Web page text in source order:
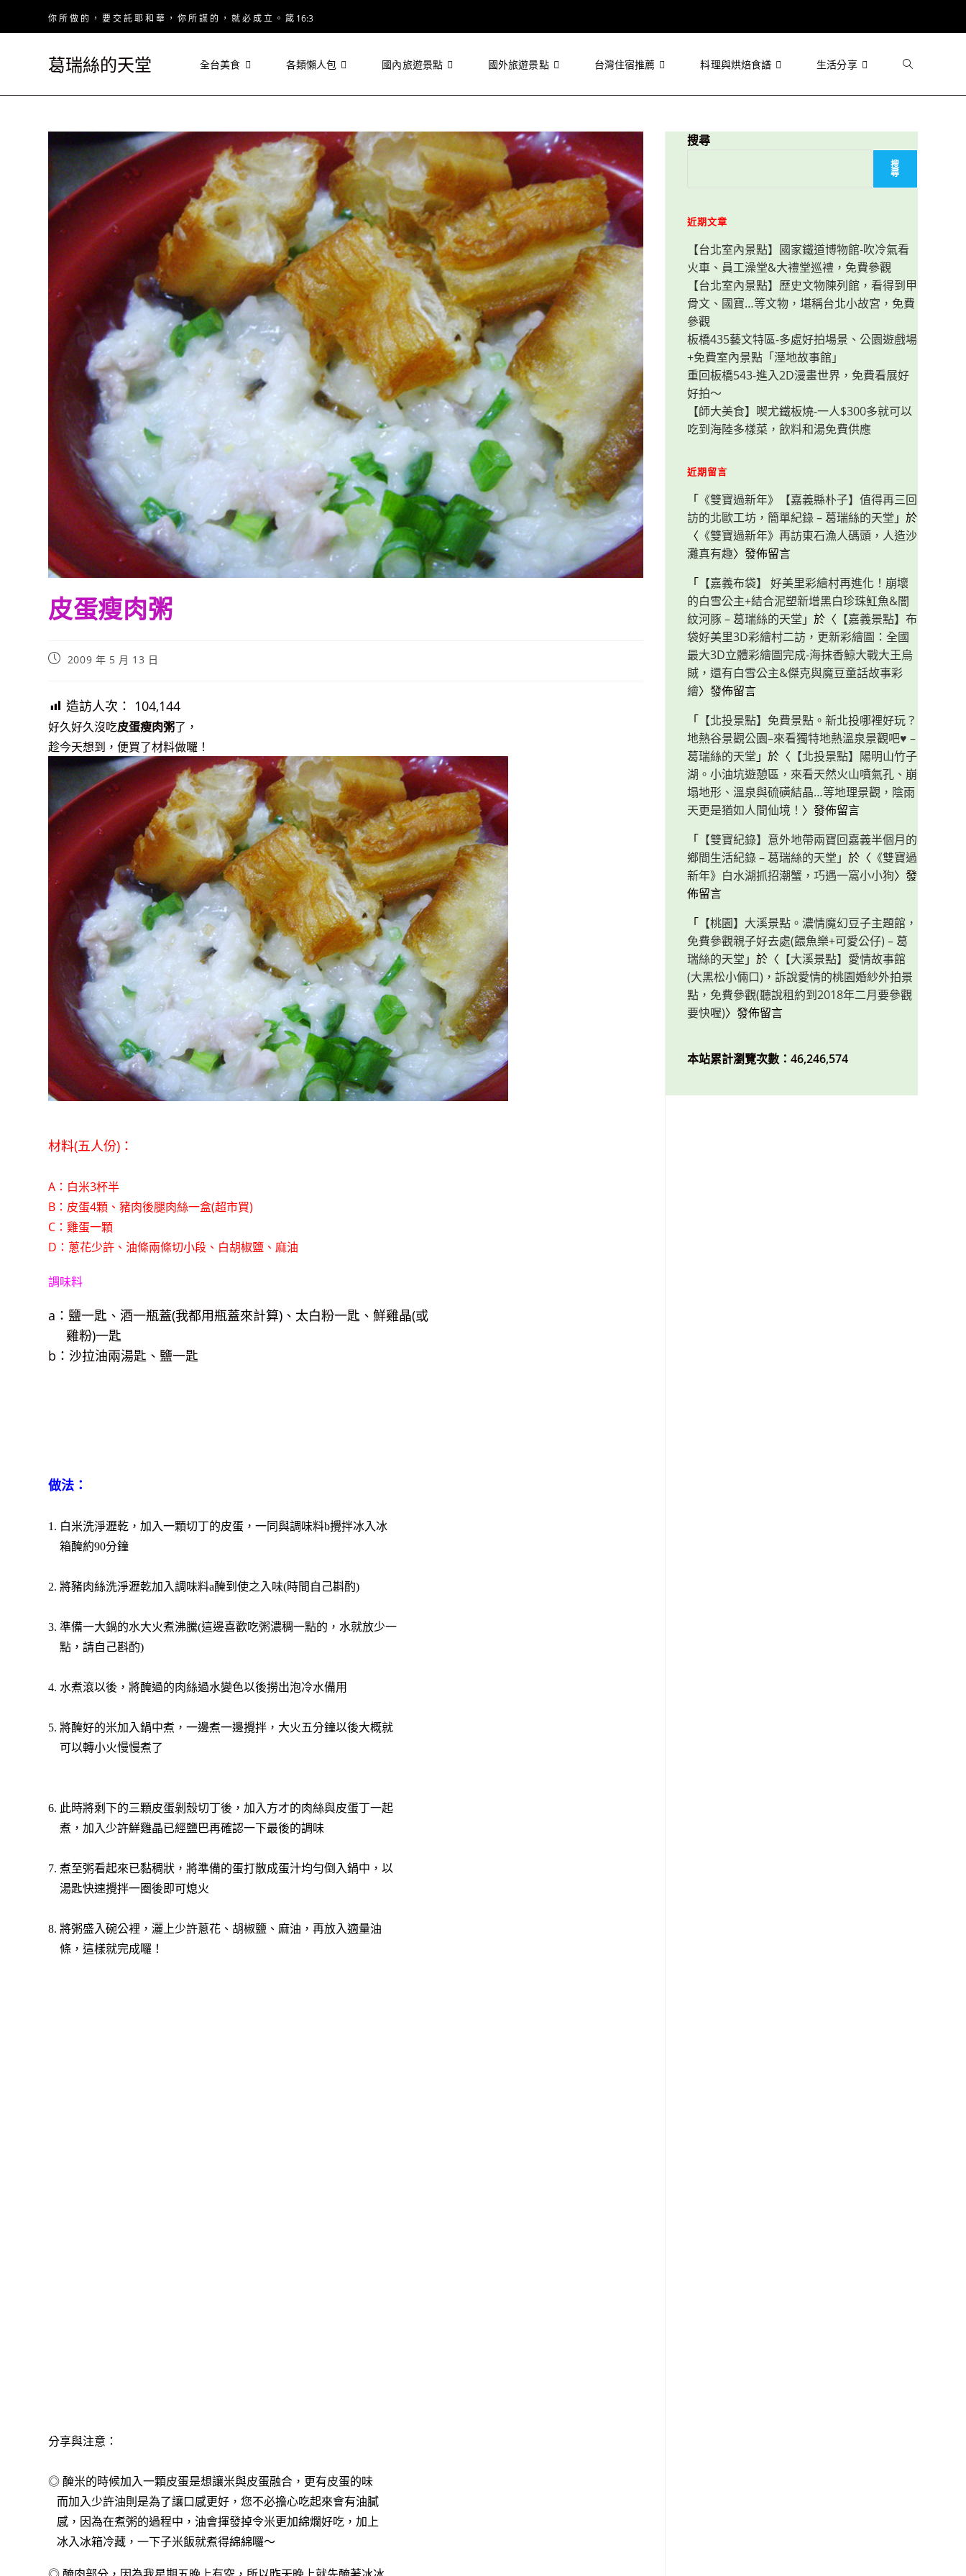
你 所 做 的 ， 要 交 託 耶 和 華 ， 你 所 謀 的 ， 就 必 成 立 。 箴 16:3
葛瑞絲的天堂 全台美食 各類懶人包 國內旅遊景點 國外旅遊景點 台灣住宿推薦 料理與烘焙食譜 生活分享 Toggle
search
皮蛋瘦肉粥
Post2009 年 5 月 13 日
造訪人次： 104,144
好久好久沒吃皮蛋瘦肉粥了，
趁今天想到，便買了材料做囉！
材料(五人份)：
A：白米3杯半
B：皮蛋4顆、豬肉後腿肉絲一盒(超市買)
C：雞蛋一顆
D：蔥花少許、油條兩條切小段、白胡椒鹽、麻油
調味料
a：鹽一匙、酒一瓶蓋(我都用瓶蓋來計算)、太白粉一匙、鮮雞晶(或
雞粉)一匙
b：沙拉油兩湯匙、鹽一匙
做法：
1. 白米洗淨瀝乾，加入一顆切丁的皮蛋，一同與調味料b攪拌冰入冰
箱醃約90分鐘
2. 將豬肉絲洗淨瀝乾加入調味料a醃到使之入味(時間自己斟酌)
3. 準備一大鍋的水大火煮沸騰(這邊喜歡吃粥濃稠一點的，水就放少一
點，請自己斟酌)
4. 水煮滾以後，將醃過的肉絲過水變色以後撈出泡冷水備用
5. 將醃好的米加入鍋中煮，一邊煮一邊攪拌，大火五分鐘以後大概就
可以轉小火慢慢煮了
6. 此時將剩下的三顆皮蛋剝殼切丁後，加入方才的肉絲與皮蛋丁一起
煮，加入少許鮮雞晶已經鹽巴再確認一下最後的調味
7. 煮至粥看起來已黏稠狀，將準備的蛋打散成蛋汁均勻倒入鍋中，以
湯匙快速攪拌一圈後即可熄火
8. 將粥盛入碗公裡，灑上少許蔥花、胡椒鹽、麻油，再放入適量油
條，這樣就完成囉！
分享與注意：
◎ 醃米的時候加入一顆皮蛋是想讓米與皮蛋融合，更有皮蛋的味
而加入少許油則是為了讓口感更好，您不必擔心吃起來會有油膩
感，因為在煮粥的過程中，油會揮發掉令米更加綿爛好吃，加上
冰入冰箱冷藏，一下子米飯就煮得綿綿囉～
搜尋
搜
尋
近期文章
【台北室內景點】國家鐵道博物館-吹冷氣看
火車、員工澡堂&大禮堂巡禮，免費參觀
【台北室內景點】歷史文物陳列館，看得到甲
骨文、國寶…等文物，堪稱台北小故宮，免費
參觀
板橋435藝文特區-多處好拍場景、公園遊戲場
+免費室內景點「溼地故事館」
重回板橋543-進入2D漫畫世界，免費看展好
好拍～
【師大美食】喫尤鐵板燒-一人$300多就可以
吃到海陸多樣菜，飲料和湯免費供應
近期留言
「 《雙寶過新年》【嘉義縣朴子】值得再三回
訪的北歐工坊，簡單紀錄 – 葛瑞絲的天堂 」於
〈 《雙寶過新年》再訪東石漁人碼頭，人造沙
灘真有趣〉發佈留言
「 【嘉義布袋】 好美里彩繪村再進化！崩壞
的白雪公主+結合泥塑新增黑白珍珠魟魚&闇
紋河豚 – 葛瑞絲的天堂 」於〈 【嘉義景點】布
袋好美里3D彩繪村二訪，更新彩繪圖：全國
最大3D立體彩繪圖完成-海抹香鯨大戰大王烏
賊，還有白雪公主&傑克與魔豆童話故事彩
繪〉發佈留言
「 【北投景點】免費景點。新北投哪裡好玩？
地熱谷景觀公園–來看獨特地熱溫泉景觀吧♥ –
葛瑞絲的天堂 」於〈 【北投景點】陽明山竹子
湖。小油坑遊憩區，來看天然火山噴氣孔、崩
塌地形、溫泉與硫磺結晶…等地理景觀，陰雨
天更是猶如人間仙境！ 〉發佈留言
「 【雙寶紀錄】意外地帶兩寶回嘉義半個月的
鄉間生活紀錄 – 葛瑞絲的天堂 」於〈 《雙寶過
新年》白水湖抓招潮蟹，巧遇一窩小小狗〉發
佈留言
「 【桃園】大溪景點。濃情魔幻豆子主題館，
免費參觀親子好去處(餵魚樂+可愛公仔) – 葛
瑞絲的天堂 」於〈 【大溪景點】愛情故事館
(大黑松小倆口)，訴說愛情的桃園婚紗外拍景
點，免費參觀(聽說租約到2018年二月要參觀
要快喔)〉發佈留言
本站累計瀏覽次數：46,246,574